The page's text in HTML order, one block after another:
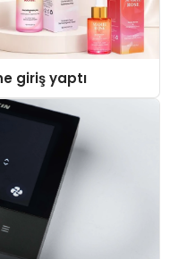
giriş yaptı